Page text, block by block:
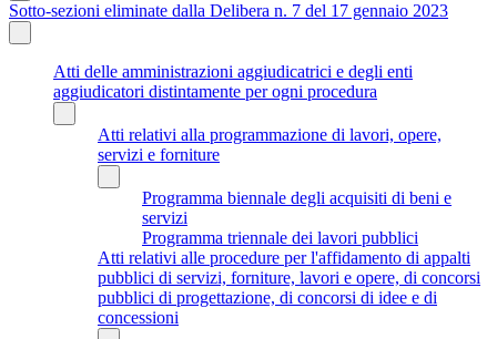
Sotto-sezioni eliminate dalla Delibera n. 7 del 17 gennaio 2023
Atti delle amministrazioni aggiudicatrici e degli enti
aggiudicatori distintamente per ogni procedura
Atti relativi alla programmazione di lavori, opere,
servizi e forniture
Programma biennale degli acquisiti di beni e
servizi
Programma triennale dei lavori pubblici
Atti relativi alle procedure per l'affidamento di appalti
pubblici di servizi, forniture, lavori e opere, di concorsi
pubblici di progettazione, di concorsi di idee e di
concessioni